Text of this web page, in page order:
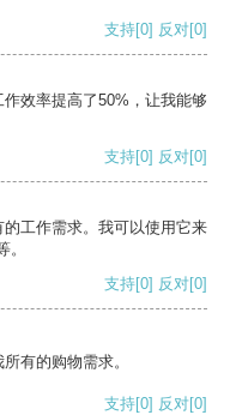
支持[0] 反对[0]
效率提高了50%，让我能够
支持[0] 反对[0]
工作需求。我可以使用它来
支持[0] 反对[0]
有的购物需求。
支持[0] 反对[0]